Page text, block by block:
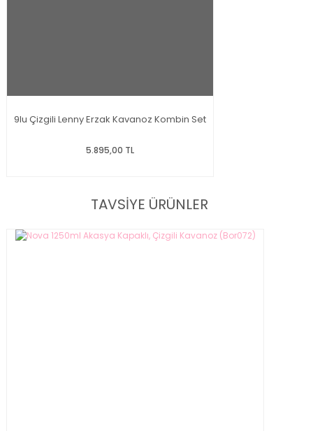
9lu Çizgili Lenny Erzak Kavanoz Kombin Set
5.895,00 TL
TAVSİYE ÜRÜNLER